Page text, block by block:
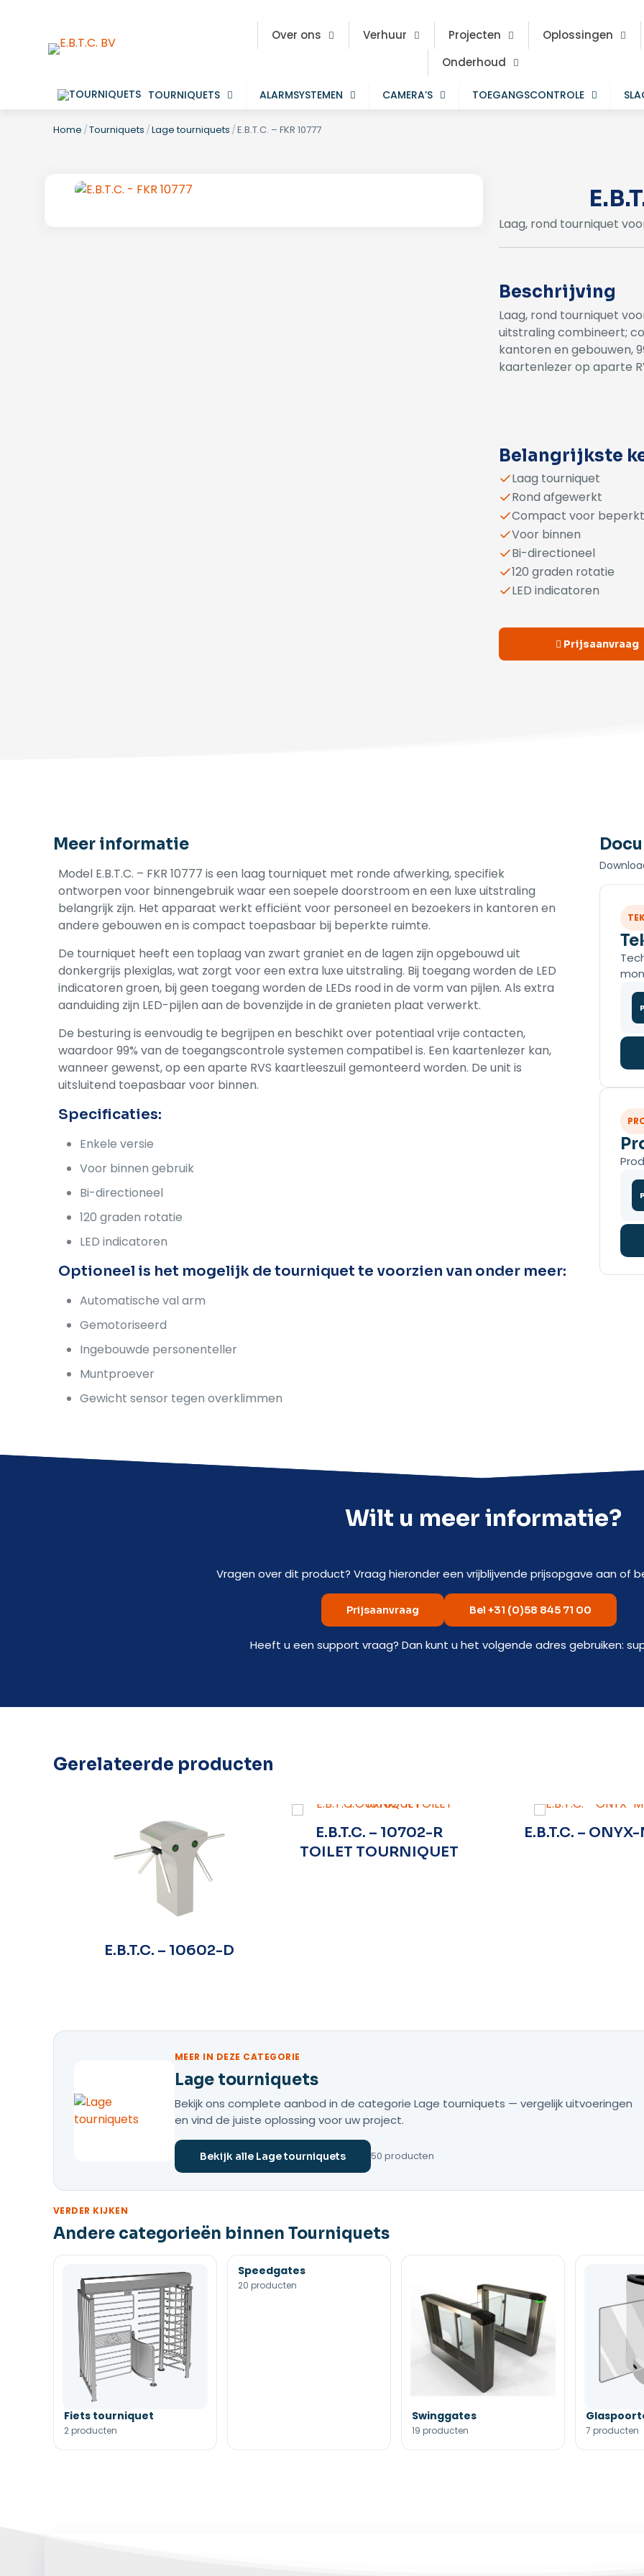
Over ons Verhuur Projecten Oplossingen
Onderhoud
TOURNIQUETS ALARMSYSTEMEN CAMERA’S TOEGANGSCONTROLE
Home /Tourniquets /Lage tourniquets /E.B.T.C. – FKR 10777
Laag, rond tourniquet
Beschrijving
Laag, rond tourniquet
uitstraling combineert;
kantoren en gebouwen,
kaartenlezer op aparte
Belangrijkste
Laag tourniquet
Rond afgewerkt
Compact voor
Voor binnen
Bi-directioneel
120 graden rotatie
LED indicatoren
Prijsaanvraag
Meer informatie
Model E.B.T.C. – FKR 10777 is een laag tourniquet met ronde afwerking, specifiek
ontworpen voor binnengebruik waar een soepele doorstroom en een luxe uitstraling
belangrijk zijn. Het apparaat werkt efficiënt voor personeel en bezoekers in kantoren en
andere gebouwen en is compact toepasbaar bij beperkte ruimte.
De tourniquet heeft een toplaag van zwart graniet en de lagen zijn opgebouwd uit
donkergrijs plexiglas, wat zorgt voor een extra luxe uitstraling. Bij toegang worden de LED
indicatoren groen, bij geen toegang worden de LEDs rood in de vorm van pijlen. Als extra
aanduiding zijn LED-pijlen aan de bovenzijde in de granieten plaat verwerkt.
De besturing is eenvoudig te begrijpen en beschikt over potentiaal vrije contacten,
waardoor 99% van de toegangscontrole systemen compatibel is. Een kaartenlezer kan,
wanneer gewenst, op een aparte RVS kaartleeszuil gemonteerd worden. De unit is
uitsluitend toepasbaar voor binnen.
Specificaties:
Enkele versie
Voor binnen gebruik
Bi-directioneel
120 graden rotatie
LED indicatoren
Optioneel is het mogelijk de tourniquet te voorzien van onder meer:
Automatische val arm
Gemotoriseerd
Ingebouwde personenteller
Muntproever
Gewicht sensor tegen overklimmen
Wilt u meer informatie?
Vragen over dit product? Vraag hieronder een vrijblijvende prijsopgave aan of
Prijsaanvraag Bel +31 (0)58 845 71 00
Heeft u een support vraag? Dan kunt u het volgende adres gebruiken:
Gerelateerde producten
E.B.T.C. – 10602-D
E.B.T.C. – 10702-R
TOILET TOURNIQUET
E.B.T.C. – ONYX-
MEER IN DEZE CATEGORIE
Lage tourniquets
Bekijk ons complete aanbod in de categorie Lage tourniquets — vergelijk uitvoeringen
en vind de juiste oplossing voor uw project.
Bekijk alle Lage tourniquets 50 producten
VERDER KIJKEN
Andere categorieën binnen Tourniquets
Fiets tourniquet
2 producten
Speedgates
20 producten
Swinggates
19 producten 7 producten